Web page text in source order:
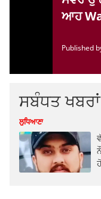
ਸਬੰਧਤ
ਲੁਧਿਆਣਾ